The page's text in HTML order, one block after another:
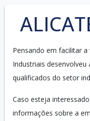
Pensando em facilitar
Industriais
qualificados do setor
Caso esteja
informações sobre a